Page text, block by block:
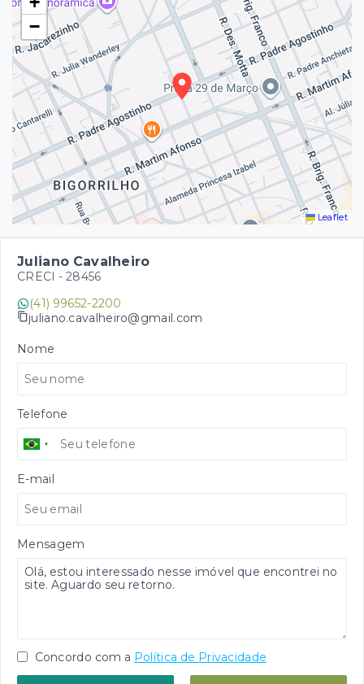
−
Leaflet
Juliano Cavalheiro
CRECI - 28456
(41) 99652-2200
juliano.cavalheiro@gmail.com
Nome
Telefone
E-mail
Mensagem
Concordo com a Política de Privacidade